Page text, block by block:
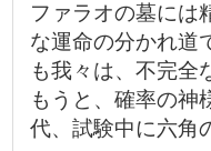
ファラオの墓には
な運命の分かれ道
も我々は、不完全
もうと、確率の神
代、試験中に六角